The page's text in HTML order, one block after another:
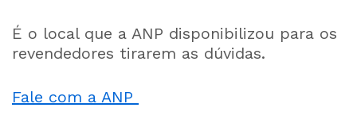
É o local que a ANP disponibilizou para os
revendedores tirarem as dúvidas.
Fale com a ANP